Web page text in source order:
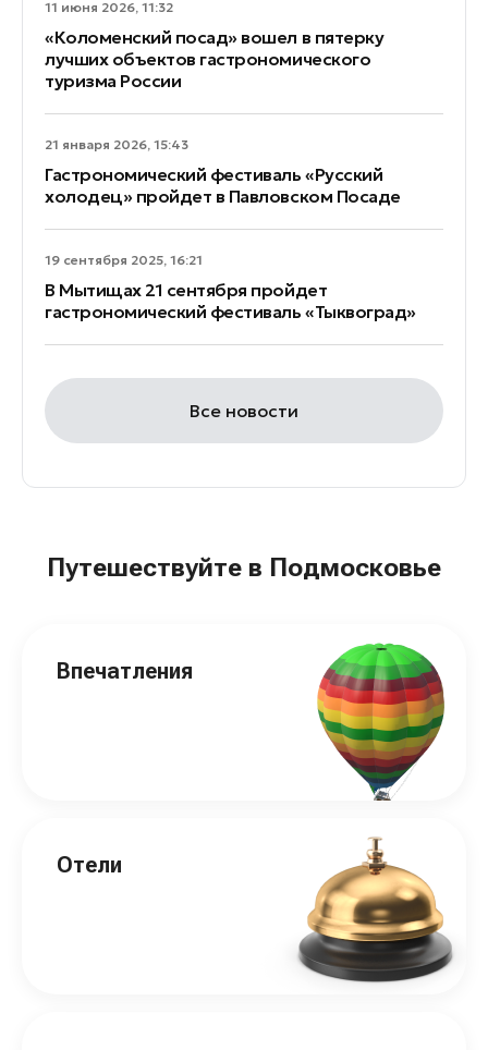
11 июня 2026, 11:32
«Коломенский посад» вошел в пятерку
лучших объектов гастрономического
туризма России
21 января 2026, 15:43
Гастрономический фестиваль «Русский
холодец» пройдет в Павловском Посаде
19 сентября 2025, 16:21
В Мытищах 21 сентября пройдет
гастрономический фестиваль «Тыквоград»
Все новости
Путешествуйте в Подмосковье
Впечатления
Отели